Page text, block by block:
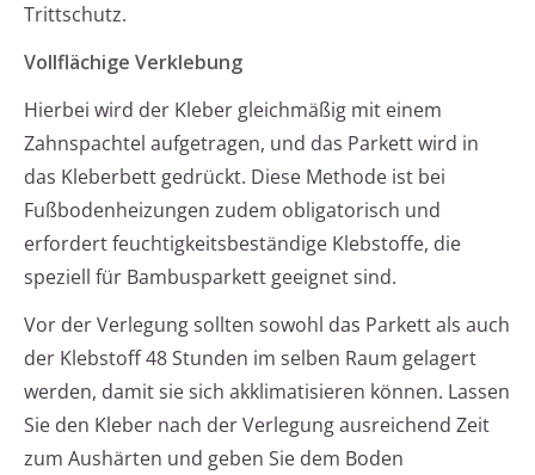
Trittschutz.
Vollflächige Verklebung
Hierbei wird der Kleber gleichmäßig mit einem
Zahnspachtel aufgetragen, und das Parkett wird in
das Kleberbett gedrückt. Diese Methode ist bei
Fußbodenheizungen zudem obligatorisch und
erfordert feuchtigkeitsbeständige Klebstoffe, die
speziell für Bambusparkett geeignet sind.
Vor der Verlegung sollten sowohl das Parkett als auch
der Klebstoff 48 Stunden im selben Raum gelagert
werden, damit sie sich akklimatisieren können. Lassen
Sie den Kleber nach der Verlegung ausreichend Zeit
zum Aushärten und geben Sie dem Boden